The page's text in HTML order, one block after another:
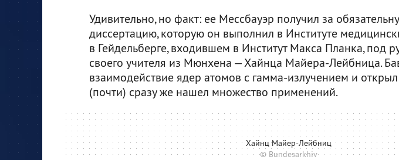
Удивительно, но факт: ее Мессбауэр получил за
диссертацию, которую он выполнил в Институте
в Гейдельберге, входившем в Институт Макса Планка, под
своего учителя из Мюнхена — Хайнца Майера-Лейбница.
взаимодействие ядер атомов с гамма-излучением и
(почти) сразу же нашел множество применений.
Хайнц Майер-Лейбниц
© Bundesarkhiv